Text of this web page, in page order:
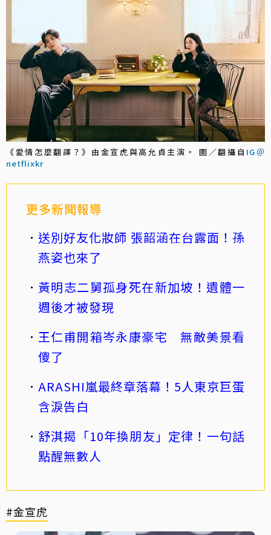
《愛情怎麼翻譯？》由金宣虎與高允貞主演。 圖／翻攝自 IG＠
netflixkr
更多新聞報導
送別好友化妝師 張韶涵在台露面！孫
燕姿也來了
黃明志二舅孤身死在新加坡！遺體一
週後才被發現
王仁甫開箱岑永康豪宅 無敵美景看
傻了
ARASHI嵐最終章落幕！5人東京巨蛋
含淚告白
舒淇揭「10年換朋友」定律！一句話
點醒無數人
#金宣虎